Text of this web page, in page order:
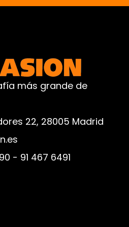
más grande de
22, 28005 Madrid
- 91 467 6491